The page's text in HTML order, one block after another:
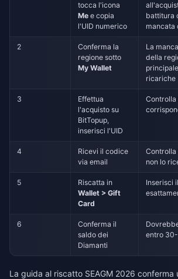
tocca l'icona
Me e copia
l'UID numerico
battitura
mancata
2
Conferma la
regione sotto
My Wallet
La
della
ricariche
3
Effettua
l'acquisto su
BitTopup,
inserisci l'UID
Controlla
4
Ricevi il codice
via email
Controlla
non lo
5
Riscatta in
Wallet > Gift
Card
Inserisci
6
Conferma il
saldo dei
Diamanti
entro
La guida al riscatto SEAGM 2026 conferma